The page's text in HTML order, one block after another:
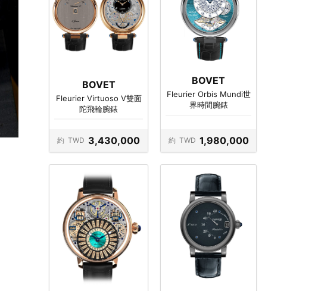
BOVET
Fleurier Virtuoso V雙面
陀飛輪腕錶
約 TWD 3,430,000
BOVET
Fleurier Orbis Mundi世
界時間腕錶
約 TWD 1,980,000